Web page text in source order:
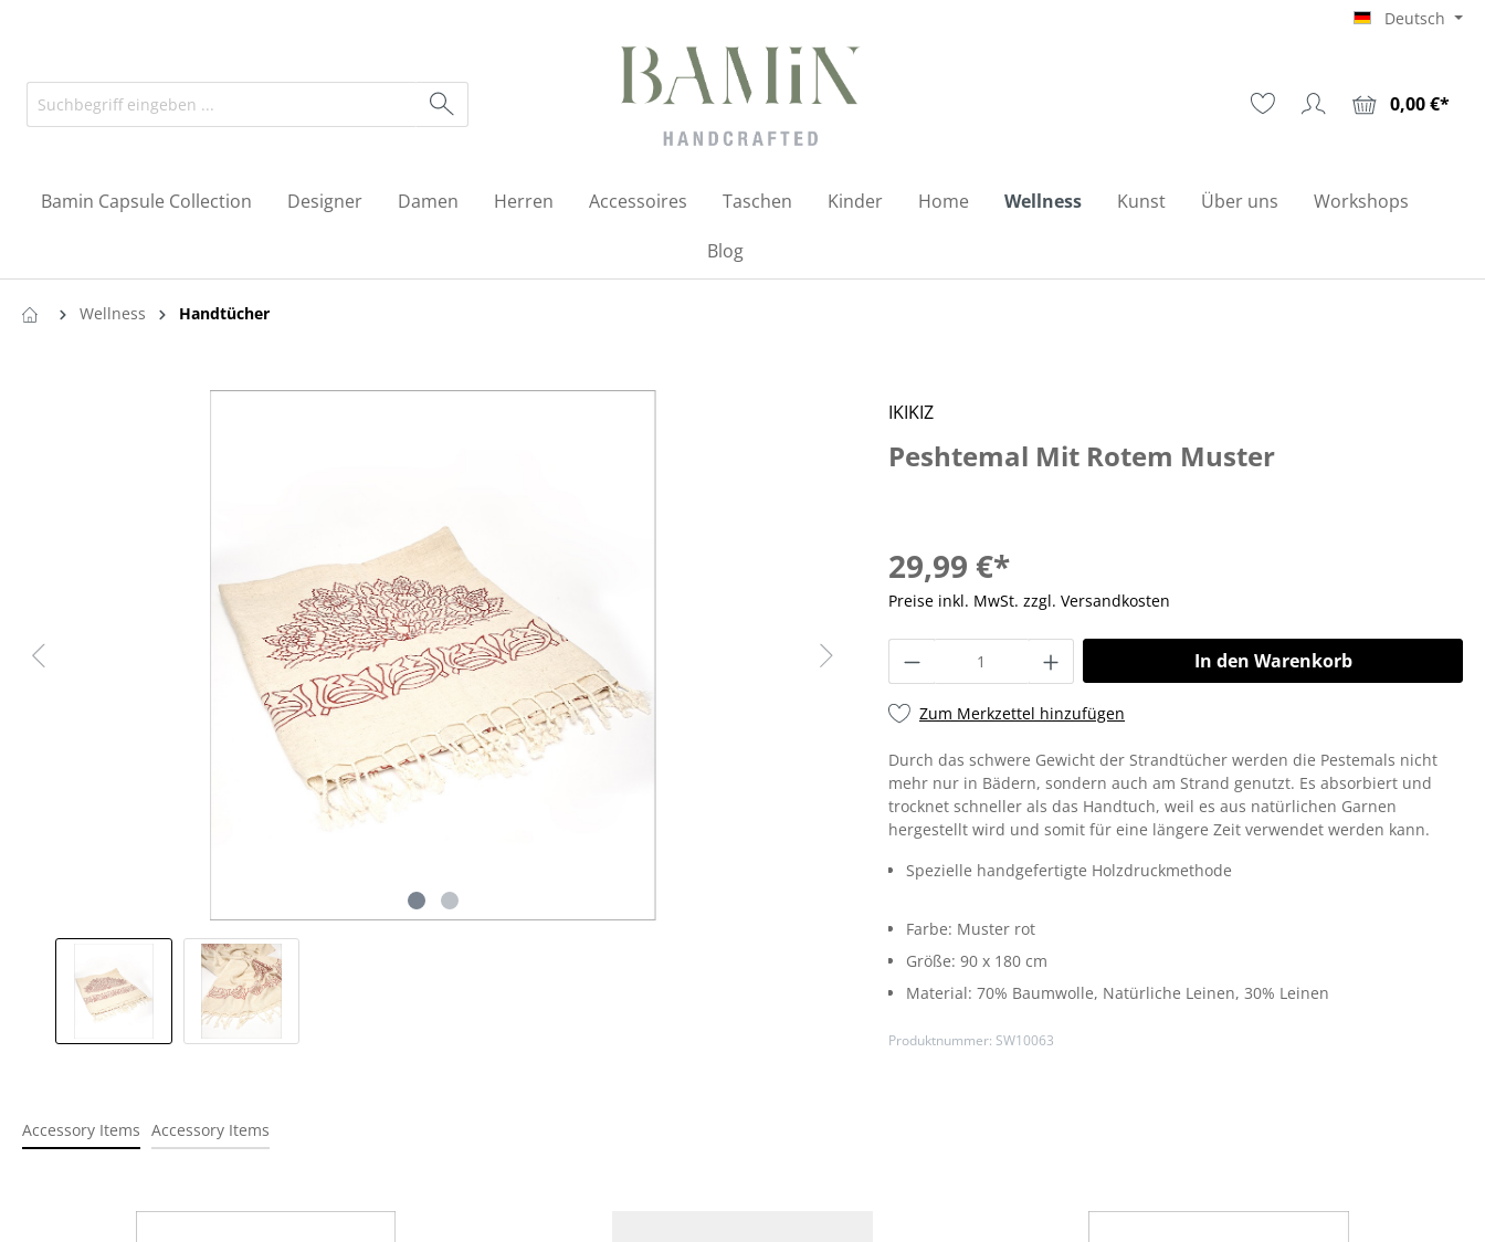
Deutsch
0,00 €*
Bamin Capsule Collection Designer Damen Herren Accessoires Taschen Kinder Home Wellness Kunst Über uns Workshops
Blog
Wellness Handtücher
IKIKIZ
Peshtemal Mit Rotem Muster
29,99 €*
Preise inkl. MwSt. zzgl. Versandkosten
In den Warenkorb
Zum Merkzettel hinzufügen
Durch das schwere Gewicht der Strandtücher werden die Pestemals nicht
mehr nur in Bädern, sondern auch am Strand genutzt. Es absorbiert und
trocknet schneller als das Handtuch, weil es aus natürlichen Garnen
hergestellt wird und somit für eine längere Zeit verwendet werden kann.
Spezielle handgefertigte Holzdruckmethode
Farbe: Muster rot
Größe: 90 x 180 cm
Material: 70% Baumwolle, Natürliche Leinen, 30% Leinen
Produktnummer: SW10063
Accessory Items Accessory Items